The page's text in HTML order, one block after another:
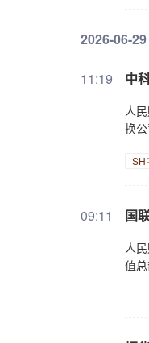
2026-06-
11:19 中
人
换
SH
09:11 国
人
值